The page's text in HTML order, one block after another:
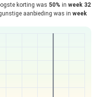
korting was 50% in week 32
aanbieding was in week